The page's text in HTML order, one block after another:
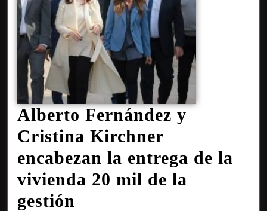
Alberto Fernández y
Cristina Kirchner
encabezan la entrega de la
vivienda 20 mil de la
gestión